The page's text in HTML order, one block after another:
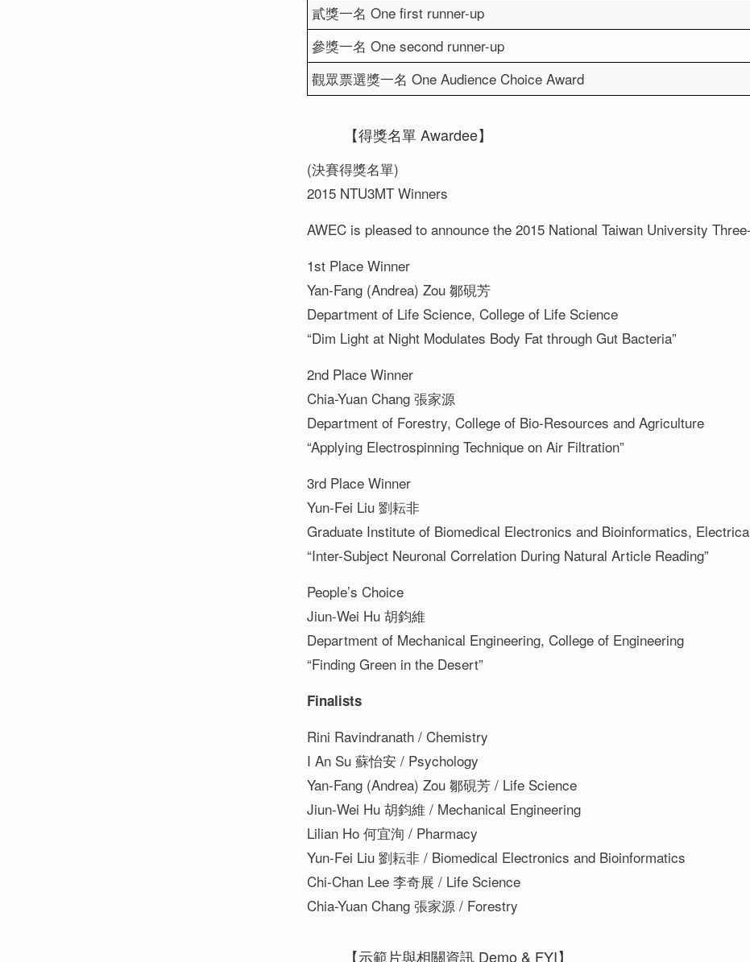
貳獎一名 One first runner-up
參獎一名 One second runner-up
觀眾票選獎一名 One Audience Choice Award
【得獎名單 Awardee】
(決賽得獎名單)
2015 NTU3MT Winners
AWEC is pleased to announce the 2015 National Taiwan University
1st Place Winner
Yan-Fang (Andrea) Zou 鄒硯芳
Department of Life Science, College of Life Science
“Dim Light at Night Modulates Body Fat through Gut Bacteria”
2nd Place Winner
Chia-Yuan Chang 張家源
Department of Forestry, College of Bio-Resources and Agriculture
“Applying Electrospinning Technique on Air Filtration”
3rd Place Winner
Yun-Fei Liu 劉耘非
Graduate Institute of Biomedical Electronics and Bioinformatics,
“Inter-Subject Neuronal Correlation During Natural Article Reading”
People’s Choice
Jiun-Wei Hu 胡鈞維
Department of Mechanical Engineering, College of Engineering
“Finding Green in the Desert”
Finalists
Rini Ravindranath / Chemistry
I An Su 蘇怡安 / Psychology
Yan-Fang (Andrea) Zou 鄒硯芳 / Life Science
Jiun-Wei Hu 胡鈞維 / Mechanical Engineering
Lilian Ho 何宜洵 / Pharmacy
Yun-Fei Liu 劉耘非 / Biomedical Electronics and Bioinformatics
Chi-Chan Lee 李奇展 / Life Science
Chia-Yuan Chang 張家源 / Forestry
【示範片與相關資訊 Demo & FYI】